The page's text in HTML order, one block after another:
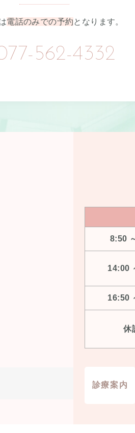
電話のみでの予約となります。
562-4332
8:50
14:00
16:50
休
診療案内